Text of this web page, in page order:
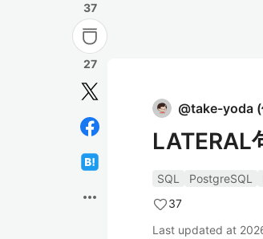
37
27
more_horiz
@take-yoda (
LATERAL
SQL PostgreSQL
37
Last updated at